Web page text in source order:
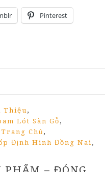
Pinterest
Thiệu ,
Lót Sàn Gỗ ,
Trang Chủ ,
Định Hình Đồng Nai ,